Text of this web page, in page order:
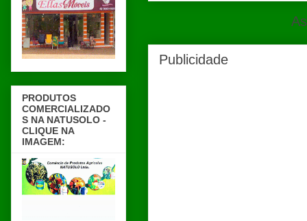
Publicidade
PRODUTOS
COMERCIALIZADO
S NA NATUSOLO -
CLIQUE NA
IMAGEM: